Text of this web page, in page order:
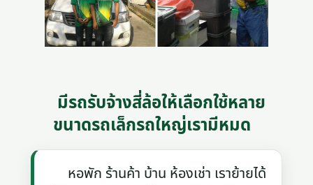
มีรถรับจ้างสี่ล้อให้เลือกใช้หลาย
ขนาดรถเล็กรถใหญ่เรามีหมด
หอพัก ร้านค้า บ้าน ห้องเช่า เราย้ายได้